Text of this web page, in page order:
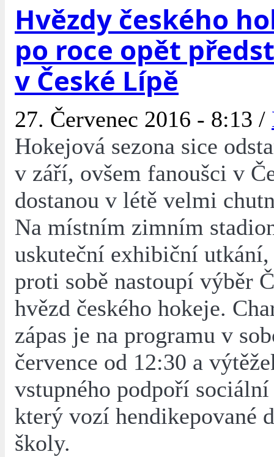
Hvězdy českého
po roce opět
v České Lípě
27. Červenec 2016 - 8:13 /
Hokejová sezona sice
v září, ovšem fanoušci v
dostanou v létě velmi
Na místním zimním
uskuteční exhibiční utkání,
proti sobě nastoupí výběr
hvězd českého hokeje.
zápas je na programu v
července od 12:30 a
vstupného podpoří
který vozí hendikepované
školy.